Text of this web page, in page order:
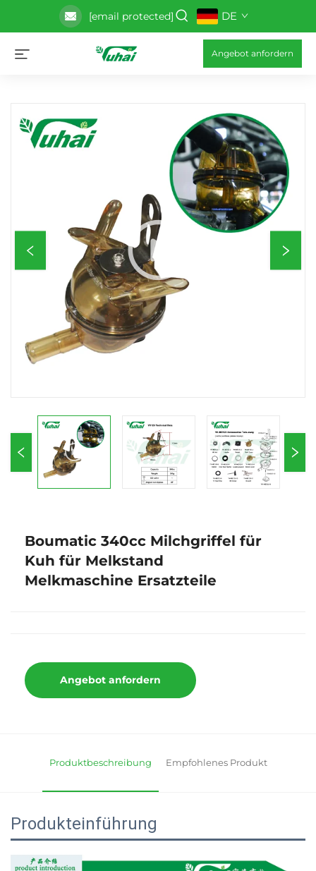
[email protected] DE
Angebot anfordern
Boumatic 340cc Milchgriffel für
Kuh für Melkstand
Melkmaschine Ersatzteile
Angebot anfordern
Produktbeschreibung Empfohlenes Produkt
Produkteinführung